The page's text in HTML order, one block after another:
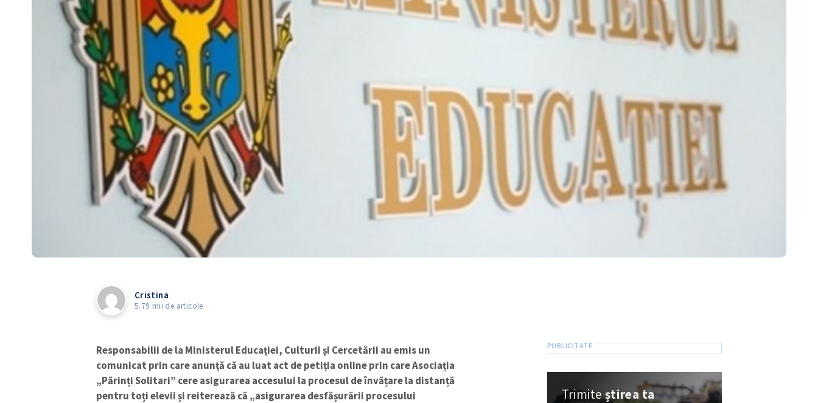
Cristina
5.79 mii de articole
Responsabilii de la Ministerul Educației, Culturii și Cercetării au emis un
comunicat prin care anunță că au luat act de petiția online prin care Asociația
„Părinți Solitari” cere asigurarea accesului la procesul de învățare la distanță
pentru toți elevii și reiterează că „asigurarea desfășurării procesului
Trimiteștirea ta